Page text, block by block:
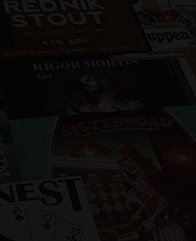
piccoli, che puntano alla
sopratutto non pastorizzano i
SOCIAL